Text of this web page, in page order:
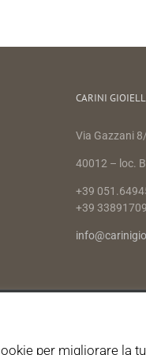
CARINI
Via Gazzani
40012 – loc.
+39
+39
per migliorare la